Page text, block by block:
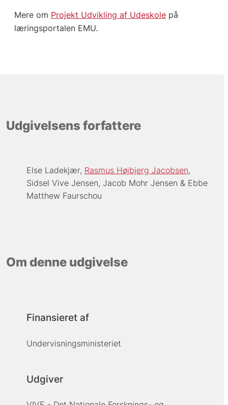
Mere om Projekt Udvikling af Udeskolepå
læringsportalen EMU.
Udgivelsens forfattere
Else Ladekjær Rasmus Højbjerg Jacobsen
Sidsel Vive Jensen Jacob Mohr Jensen
Ebbe
Matthew Faurschou
Om denne udgivelse
Finansieret af
Undervisningsministeriet
Udgiver